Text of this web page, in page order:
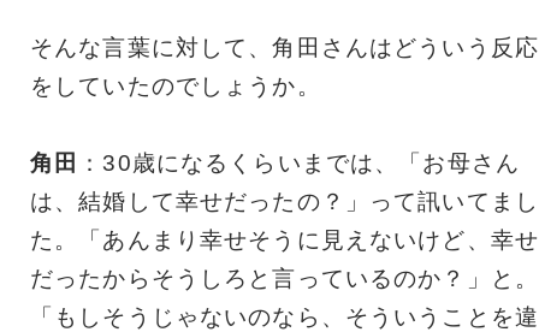
そんな言葉に対して、角田さんはどういう反応
をしていたのでしょうか。
角田
：30歳になるくらいまでは、「お母さん
は、結婚して幸せだったの？」って訊いてまし
た。「あんまり幸せそうに見えないけど、幸せ
だったからそうしろと言っているのか？」と。
「もしそうじゃないのなら、そういうことを違